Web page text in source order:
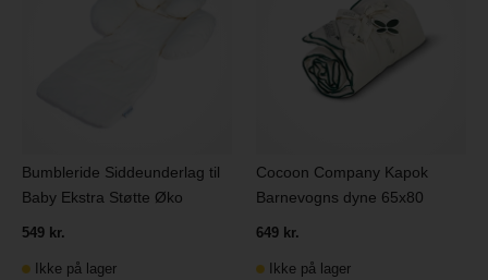
Bumbleride Siddeunderlag til
Baby Ekstra Støtte Øko
549 kr.
Ikke på lager
Cocoon Company Kapok
Barnevogns dyne 65x80
649 kr.
Ikke på lager